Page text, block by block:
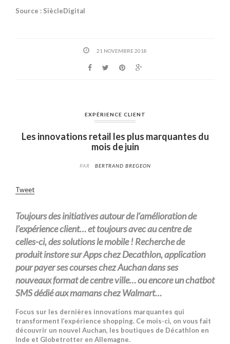
Source : SiècleDigital
21 NOVEMBRE 2018
EXPÉRIENCE CLIENT
Les innovations retail les plus marquantes du
mois de juin
PAR BERTRAND BREGEON
Tweet
Toujours des initiatives autour de l’amélioration de
l’expérience client… et toujours avec au centre de
celles-ci, des solutions le mobile ! Recherche de
produitinstoresur Apps chez Decathlon, application
pour payer sescourseschez Auchan dans ses
nouveaux format decentre ville… ou encore un chatbot
SMS dédié aux mamans chez Walmart…
Focus sur les dernières innovations marquantes qui
transforment l’expérience shopping. Ce mois-ci, on vous fait
découvrir un nouvel Auchan, les boutiques de Décathlon en
Inde et Globetrotter en Allemagne.